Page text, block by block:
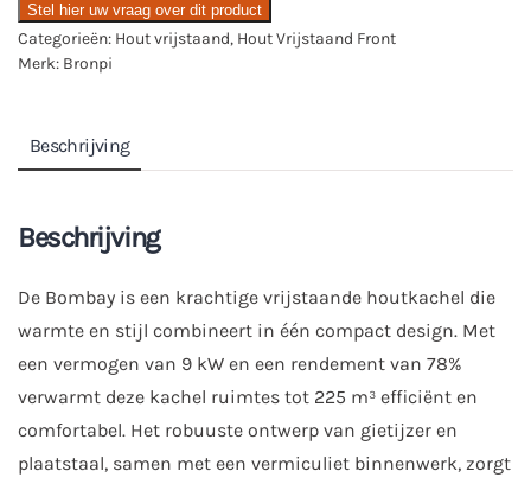
Stel hier uw vraag over dit product
Categorieën: Hout vrijstaand, Hout Vrijstaand Front
Merk: Bronpi
Beschrijving
Beschrijving
De Bombay is een krachtige vrijstaande houtkachel die
warmte en stijl combineert in één compact design. Met
een vermogen van 9 kW en een rendement van 78%
verwarmt deze kachel ruimtes tot 225 m³ efficiënt en
comfortabel. Het robuuste ontwerp van gietijzer en
plaatstaal, samen met een vermiculiet binnenwerk, zorgt